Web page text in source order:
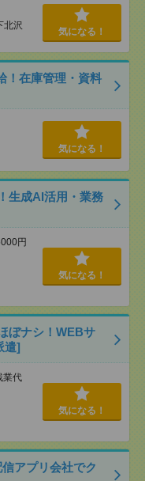
北沢
気になる！
！在庫管理・資料
気になる！
生成AI活用・業務
円
気になる！
ぼナシ！WEBサ
遣]
業代
気になる！
アプリ会社でク